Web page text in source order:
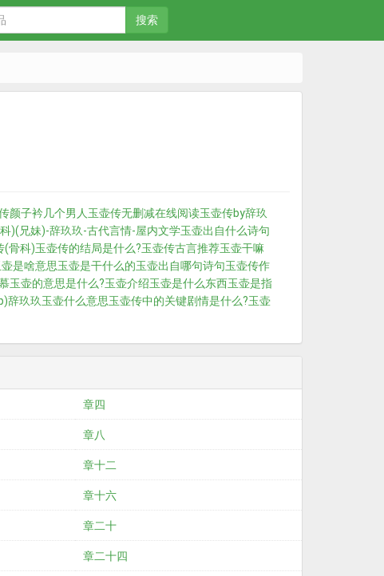
搜索
颜子衿几个男人 玉壶传无删减在线阅读玉壶传by辞玖
)(兄妹)-辞玖玖-古代言情-屋内文学玉壶出自什么诗句
(骨科)玉壶传的结局是什么?玉壶传古言推荐玉壶干嘛
壶是啥意思玉壶是干什么的玉壶出自哪句诗句玉壶传作
玉壶的意思是什么?玉壶介绍玉壶是什么东西玉壶是指
辞玖玖玉壶什么意思玉壶传中的关键剧情是什么?玉壶
章四
章八
章十二
章十六
章二十
章二十四